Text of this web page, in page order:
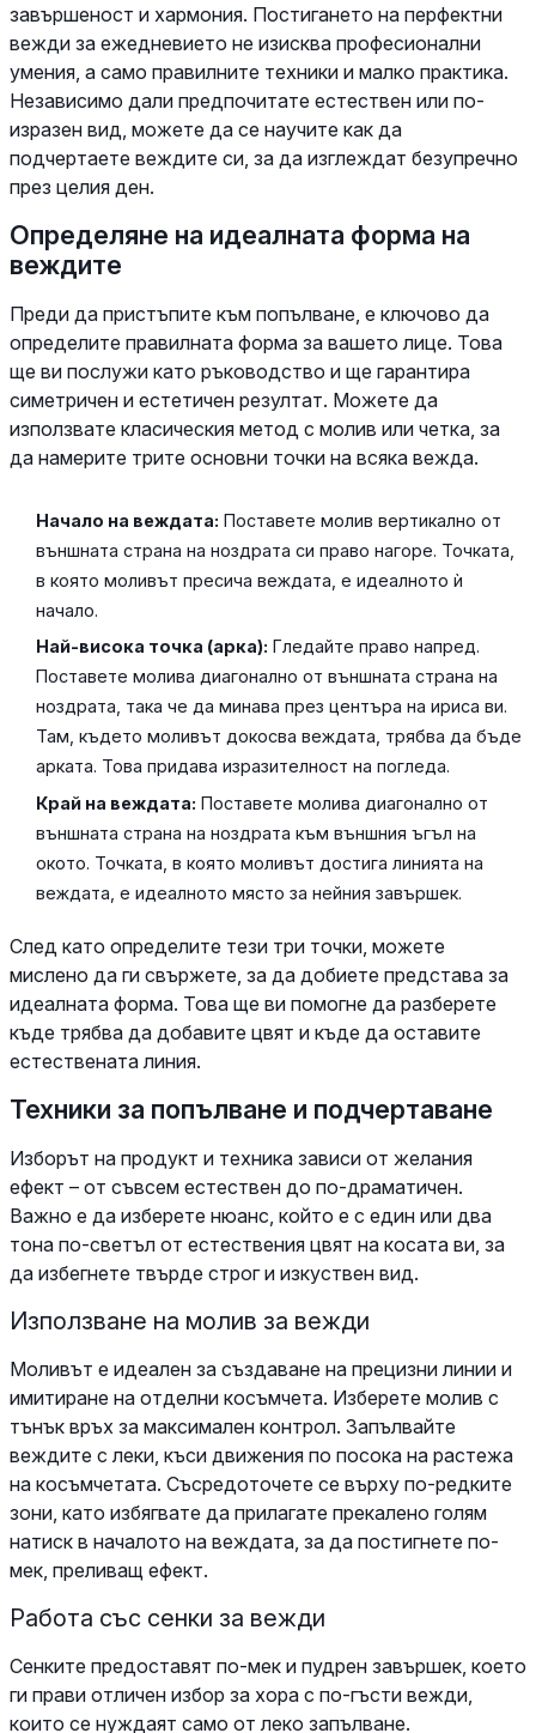
завършеност и хармония. Постигането на перфектни
вежди за ежедневието не изисква професионални
умения, а само правилните техники и малко практика.
Независимо дали предпочитате естествен или по-
изразен вид, можете да се научите как да
подчертаете веждите си, за да изглеждат безупречно
през целия ден.
Определяне на идеалната форма на
веждите
Преди да пристъпите към попълване, е ключово да
определите правилната форма за вашето лице. Това
ще ви послужи като ръководство и ще гарантира
симетричен и естетичен резултат. Можете да
използвате класическия метод с молив или четка, за
да намерите трите основни точки на всяка вежда.
Начало на веждата: Поставете молив вертикално от
външната страна на ноздрата си право нагоре. Точката,
в която моливът пресича веждата, е идеалното ѝ
начало.
Най-висока точка (арка): Гледайте право напред.
Поставете молива диагонално от външната страна на
ноздрата, така че да минава през центъра на ириса ви.
Там, където моливът докосва веждата, трябва да бъде
арката. Това придава изразителност на погледа.
Край на веждата: Поставете молива диагонално от
външната страна на ноздрата към външния ъгъл на
окото. Точката, в която моливът достига линията на
веждата, е идеалното място за нейния завършек.
След като определите тези три точки, можете
мислено да ги свържете, за да добиете представа за
идеалната форма. Това ще ви помогне да разберете
къде трябва да добавите цвят и къде да оставите
естествената линия.
Техники за попълване и подчертаване
Изборът на продукт и техника зависи от желания
ефект – от съвсем естествен до по-драматичен.
Важно е да изберете нюанс, който е с един или два
тона по-светъл от естествения цвят на косата ви, за
да избегнете твърде строг и изкуствен вид.
Използване на молив за вежди
Моливът е идеален за създаване на прецизни линии и
имитиране на отделни косъмчета. Изберете молив с
тънък връх за максимален контрол. Запълвайте
веждите с леки, къси движения по посока на растежа
на косъмчетата. Съсредоточете се върху по-редките
зони, като избягвате да прилагате прекалено голям
натиск в началото на веждата, за да постигнете по-
мек, преливащ ефект.
Работа със сенки за вежди
Сенките предоставят по-мек и пудрен завършек, което
ги прави отличен избор за хора с по-гъсти вежди,
които се нуждаят само от леко запълване.